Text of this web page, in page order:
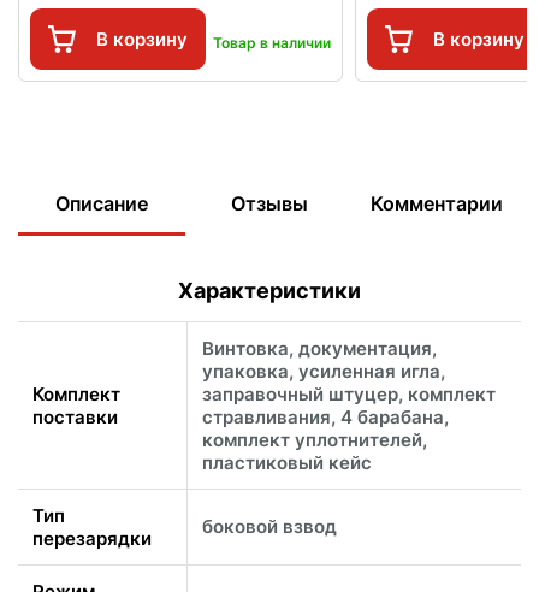
В корзину Товар в наличии В корзину
Описание Отзывы Комментарии
Характеристики
Комплект
поставки
Винтовка, документация,
упаковка, усиленная игла,
заправочный штуцер, комплект
стравливания, 4 барабана,
комплект уплотнителей,
пластиковый кейс
Тип
перезарядки
боковой взвод